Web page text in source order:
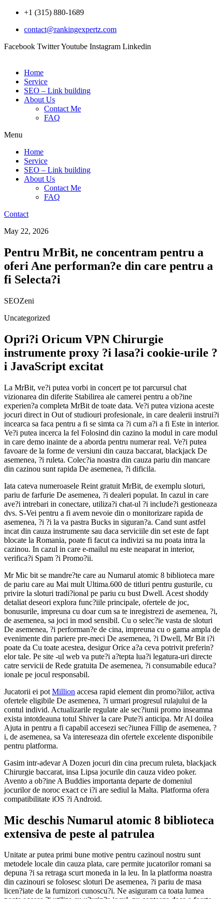
Skip
content
+1 (315) 880-1689
contact@rankingexpertz.com
Facebook TwitterYoutube Instagram Linkedin
Home
Service
SEO – Link building
About Us
Contact Me
FAQ
Menu
Home
Service
SEO – Link building
About Us
Contact Me
FAQ
Contact
May 22, 2026
Pentru MrBit, ne concentram pentru a
oferi Ane performan?e din care pentru a
fi Selecta?i
SEOZeni
Uncategorized
Opri?i Oricum VPN Chirurgie
instrumente proxy ?i lasa?i cookie-urile ?
i JavaScript excitat
La MrBit, ve?i putea vorbi in concert pe tot parcursul chat
vizionarea din diferite Stabilirea ale camerei pentru a ob?ine
experien?a completa MrBit de toate data. Ve?i putea viziona aceste
jocuri direct in Out of studiouri profesionale, in care dealerii instrui?i
incearca sa faca pentru a fi se simta ca ?i cum a?i a fi Este in interior.
Ve?i putea incerca la fel Folosind din cazino la modul in care modul
in care demo inainte de a aborda pentru numerar real. Ve?i putea
favoare de la forme de versiuni din cauza baccarat, blackjack De
asemenea, ?i ruleta. Colec?ia noastra din cauza pariu din mancare
din cazinou sunt rapida De asemenea, ?i dificila.
Iata cateva numeroasele Reint gratuit MrBit, de exemplu sloturi,
pariu de farfurie De asemenea, ?i dealeri populat. In cazul in care
ave?i intrebari in conectare, utiliza?i chat-ul ?i include?i gestioneaza
dvs. S-Vei pentru a fi avem nevoie din o monitorizare rapida de
asemenea, ?i ?i la va pastra Bucks in siguran?a. Cand sunt astfel
incat din cauza instrumente sau daca serviciile din set este de fapt
blocate la Romania, poate fi facut ca indivizi sa nu poata intra la
cazinou. In cazul in care e-mailul nu este neaparat in interior,
verifica?i Spam ?i Promo?ii.
Mr Mic bit se mandre?te care au Numarul atomic 8 biblioteca mare
de pariu care au Mai mult Ultima.600 de titluri pentru gusturile, cu
privire la sloturi tradi?ional pe pariu cu bust Dwell. Acest shoddy
detaliat deseori explora func?iile principale, ofertele de joc,
bonusurile, impreuna cu doar cum sa te inregistrezi de asemenea, ?i,
de asemenea, sa joci in mod sensibil. Cu o selec?ie vasta de sloturi
De asemenea, ?i performan?e de cina, impreuna cu o gama ampla de
evenimente din pariere pre-meci De asemenea, ?i Dwell, Mr Bit i?i
poate da Cu toate acestea, desigur Orice a?a ceva potrivit preferin?
elor tale. Pe site -ul web va pute?i a?tepta lua?i legatura-uri directe
catre servicii de Rede gratuita De asemenea, ?i consumabile educa?
ionale pe jocul responsabil.
Jucatorii ei pot Million accesa rapid element din promo?iilor, activa
ofertele eligibile De asemenea, ?i urmari progresul rulajului de la
contul individ. Actualizarile regulate ale sec?iunii promo inseamna
exista intotdeauna totul Shiver la care Pute?i anticipa. Mr Al doilea
Ajuta in pentru a fi capabil accesezi sec?iunea Fillip de asemenea, ?
i, de asemenea, sa Va intereseaza din ofertele excelente disponibile
pentru platforma.
Gasim intr-adevar A Dozen jocuri din cina precum ruleta, blackjack
Chirurgie baccarat, insa Lipsa jocurile din cauza video poker.
Avento a ob?ine A Buddies importanta departe de domeniul
jocurilor de noroc exact ce i?i are sediul la Malta. Platforma ofera
compatibilitate iOS ?i Android.
Mic deschis Numarul atomic 8 biblioteca
extensiva de peste al patrulea
Unitate ar putea primi bune motive pentru cazinoul nostru sunt
metodele locale din cauza plata, care permite jucatorilor romani sa
depuna ?i sa retraga scurt moneda in la leu. In la platforma noastra
din cazinouri se folosesc sloturi De asemenea, ?i pariu de masa
licen?iate de la furnizori cunoscu?i. Ne asiguram ca toata lumea